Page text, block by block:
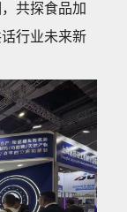
共探食品加
行业未来新